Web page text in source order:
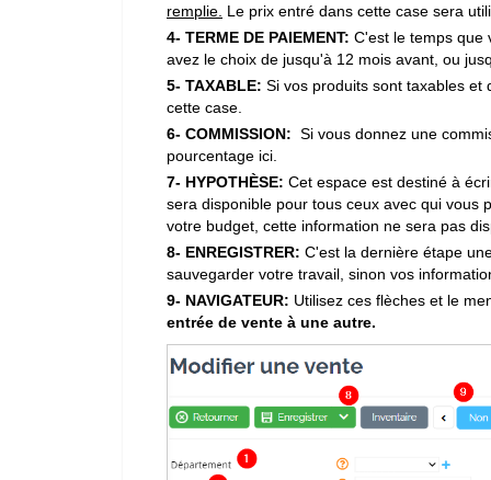
remplie. Le prix entré dans cette case sera
4- TERME DE PAIEMENT: C'est le temps que
avez le choix de jusqu'à 12 mois avant, ou
5- TAXABLE: Si vos produits sont taxables et
cette case.
6- COMMISSION: Si vous donnez une
pourcentage ici.
7- HYPOTHÈSE: Cet espace est destiné à
sera disponible pour tous ceux avec qui vous
votre budget, cette information ne sera pas
8- ENREGISTRER: C'est la dernière étape
sauvegarder votre travail, sinon vos
9- NAVIGATEUR: Utilisez ces flèches et le
entrée de vente à une autre.